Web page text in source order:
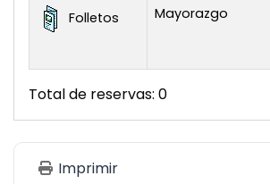
Existencias
Folletos Mayorazgo
Total de reservas: 0
Imprimir